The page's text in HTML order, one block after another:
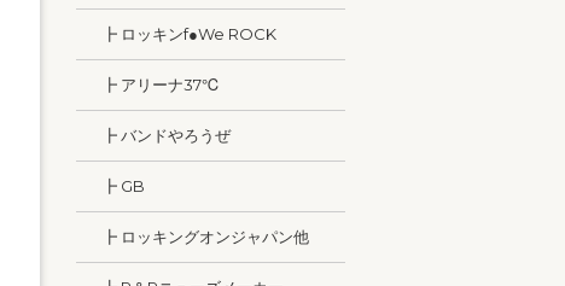
┣ ロッキンf●We ROCK
┣ アリーナ37℃
┣ バンドやろうぜ
┣ GB
┣ ロッキングオンジャパン他